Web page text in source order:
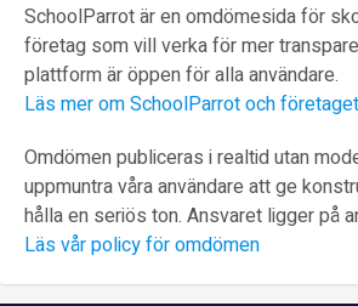
SchoolParrot är en omdömesida för
företag som vill verka för mer
plattform är öppen för alla användare.
Läs mer om SchoolParrot och företaget
Omdömen publiceras i realtid utan
uppmuntra våra användare att ge
hålla en seriös ton. Ansvaret ligger på
Läs vår policy för omdömen